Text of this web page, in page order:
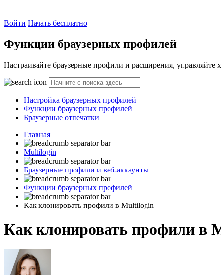
Войти Начать бесплатно
Функции браузерных профилей
Настраивайте браузерные профили и расширения,
Настройка браузерных профилей
Функции браузерных профилей
Браузерные отпечатки
Главная
Multilogin
Браузерные профили и веб-аккаунты
Функции браузерных профилей
Как клонировать профили в Multilogin
Как клонировать профили в